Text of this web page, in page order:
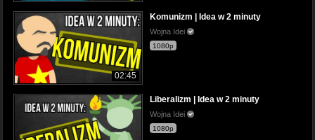
02:45
Komunizm | Idea w 2 minuty
Wojna Idei
1080p
Liberalizm | Idea w 2 minuty
Wojna Idei
1080p